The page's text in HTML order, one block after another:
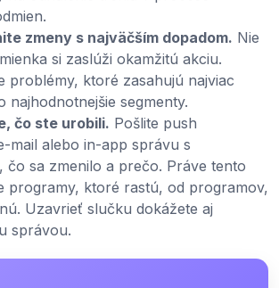
zmeny s najväčším dopadom. Nie
si zaslúži okamžitú akciu.
problémy, ktoré zasahujú najviac
najhodnotnejšie segmenty.
čo ste urobili. Pošlite push
mail alebo in-app správu s
čo sa zmenilo a prečo. Práve tento
programy, ktoré rastú, od programov,
Uzavrieť slučku dokážete aj
správou.